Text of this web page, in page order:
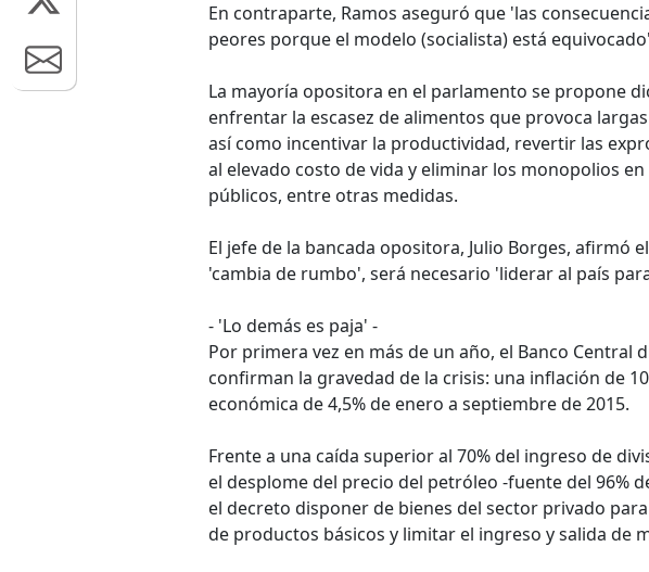
En contraparte, Ramos aseguró que 'las
peores porque el modelo (socialista) está
La mayoría opositora en el parlamento se propone
enfrentar la escasez de alimentos que provoca
así como incentivar la productividad, revertir las
al elevado costo de vida y eliminar los monopolios
públicos, entre otras medidas.
El jefe de la bancada opositora, Julio Borges, afirmó
'cambia de rumbo', será necesario 'liderar al país
- 'Lo demás es paja' -
Por primera vez en más de un año, el Banco Central
confirman la gravedad de la crisis: una inflación de
económica de 4,5% de enero a septiembre de 2015.
Frente a una caída superior al 70% del ingreso de
el desplome del precio del petróleo -fuente del 96%
el decreto disponer de bienes del sector privado
de productos básicos y limitar el ingreso y salida de